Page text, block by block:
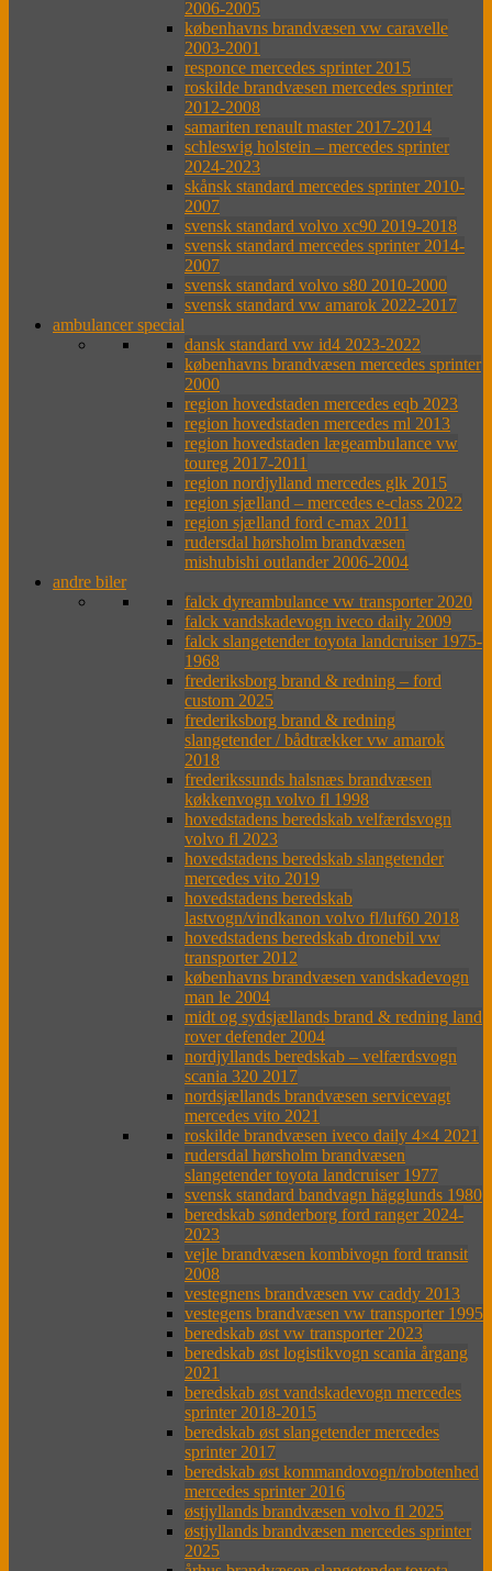
2006-2005
københavns brandvæsen vw caravelle
2003-2001
responce mercedes sprinter 2015
roskilde brandvæsen mercedes sprinter
2012-2008
samariten renault master 2017-2014
schleswig holstein – mercedes sprinter
2024-2023
skånsk standard mercedes sprinter 2010-
2007
svensk standard volvo xc90 2019-2018
svensk standard mercedes sprinter 2014-
2007
svensk standard volvo s80 2010-2000
svensk standard vw amarok 2022-2017
ambulancer special
dansk standard vw id4 2023-2022
københavns brandvæsen mercedes sprinter
2000
region hovedstaden mercedes eqb 2023
region hovedstaden mercedes ml 2013
region hovedstaden lægeambulance vw
toureg 2017-2011
region nordjylland mercedes glk 2015
region sjælland – mercedes e-class 2022
region sjælland ford c-max 2011
rudersdal hørsholm brandvæsen
mishubishi outlander 2006-2004
andre biler
falck dyreambulance vw transporter 2020
falck vandskadevogn iveco daily 2009
falck slangetender toyota landcruiser 1975-
1968
frederiksborg brand & redning – ford
custom 2025
frederiksborg brand & redning
slangetender / bådtrækker vw amarok
2018
frederikssunds halsnæs brandvæsen
køkkenvogn volvo fl 1998
hovedstadens beredskab velfærdsvogn
volvo fl 2023
hovedstadens beredskab slangetender
mercedes vito 2019
hovedstadens beredskab
lastvogn/vindkanon volvo fl/luf60 2018
hovedstadens beredskab dronebil vw
transporter 2012
københavns brandvæsen vandskadevogn
man le 2004
midt og sydsjællands brand & redning land
rover defender 2004
nordjyllands beredskab – velfærdsvogn
scania 320 2017
nordsjællands brandvæsen servicevagt
mercedes vito 2021
roskilde brandvæsen iveco daily 4×4 2021
rudersdal hørsholm brandvæsen
slangetender toyota landcruiser 1977
svensk standard bandvagn hägglunds 1980
beredskab sønderborg ford ranger 2024-
2023
vejle brandvæsen kombivogn ford transit
2008
vestegnens brandvæsen vw caddy 2013
vestegens brandvæsen vw transporter 1995
beredskab øst vw transporter 2023
beredskab øst logistikvogn scania årgang
2021
beredskab øst vandskadevogn mercedes
sprinter 2018-2015
beredskab øst slangetender mercedes
sprinter 2017
beredskab øst kommandovogn/robotenhed
mercedes sprinter 2016
østjyllands brandvæsen volvo fl 2025
østjyllands brandvæsen mercedes sprinter
2025